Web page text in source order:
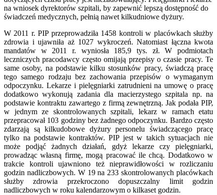
na wniosek dyrektorów szpitali, by zapewnić lepszą dostępność do
świadczeń medycznych, pełnią nawet kilkudniowe dyżury.
W 2011 r. PIP przeprowadziła 1458 kontroli w placówkach służby
zdrowia i ujawniła aż 1027 wykroczeń. Natomiast łączna kwota
mandatów w 2011 r. wyniosła 185,9 tys. zł. W podmiotach
leczniczych pracodawcy często omijają przepisy o czasie pracy. Te
same osoby, na podstawie kilku stosunków pracy, świadczą pracę
tego samego rodzaju bez zachowania przepisów o wymaganym
odpoczynku. Lekarze i pielęgniarki zatrudnieni na umowę o pracę
dodatkowo wykonują zadania dla macierzystego szpitala np. na
podstawie kontraktu zawartego z firmą zewnętrzną. Jak podała PIP,
w jednym ze skontrolowanych szpitali, lekarz w ramach etatu
przepracował 103 godziny bez żadnego odpoczynku. Bardzo często
zdarzają są kilkudobowe dyżury personelu świadczącego pracę
tylko na podstawie kontraktów. PIP jest w takich sytuacjach nie
może podjąć żadnych działań, gdyż lekarze czy pielęgniarki,
prowadząc własną firmę, mogą pracować ile chcą. Dodatkowo w
trakcie kontroli ujawniono też nieprawidłowości w rozliczaniu
godzin nadliczbowych. W 19 na 233 skontrolowanych placówkach
służby zdrowia przekroczono dopuszczalny limit godzin
nadliczbowych w roku kalendarzowym o kilkaset godzin.